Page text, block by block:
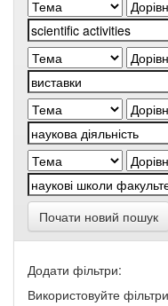
Почати новий пошук
Додати фільтри:
Використовуйте